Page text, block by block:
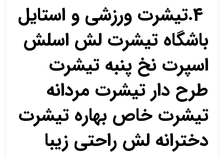
4.تیشرت ورزشی و استایل
باشگاه تیشرت لش اسلش
اسپرت نخ پنبه تیشرت
طرح دار تیشرت مردانه
تیشرت خاص بهاره تیشرت
دخترانه لش راحتی زیبا